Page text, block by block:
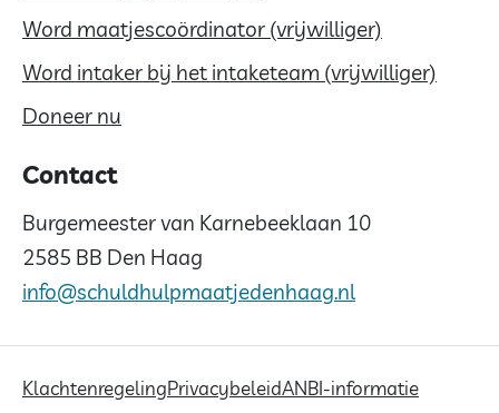
Word maatjescoördinator (vrijwilliger)
Word intaker bij het intaketeam (vrijwilliger)
Doneer nu
Contact
Burgemeester van Karnebeeklaan 10
2585 BB Den Haag
info@schuldhulpmaatjedenhaag.nl
KlachtenregelingPrivacybeleidANBI-informatie